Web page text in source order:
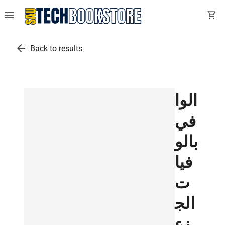
menu shopping_cart
arrow_back Back to results
الوا
في
بالو
فيا
ت
الج